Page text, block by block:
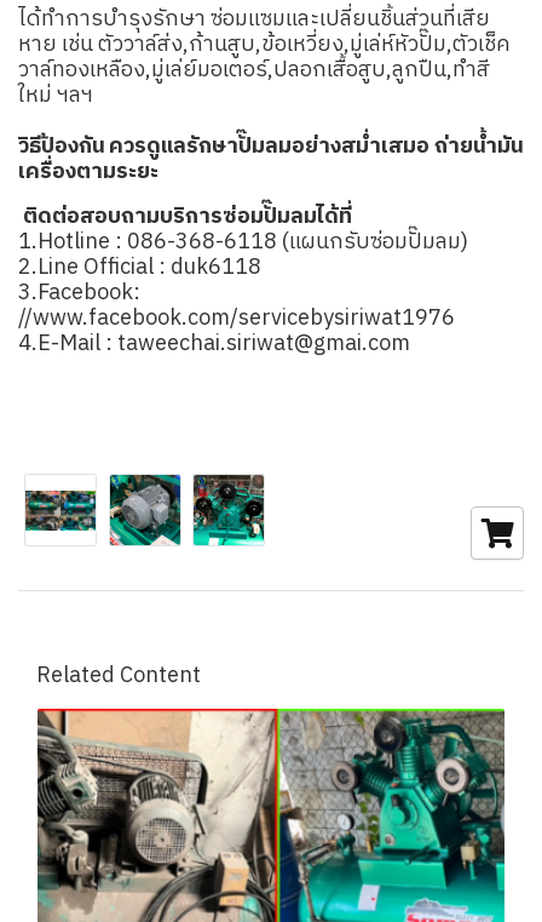
ได้ทำการบำรุงรักษา ซ่อมแซมและเปลี่ยนชิ้นส่วนที่เสีย
หาย เช่น ตัววาล์ส่ง,ก้านสูบ,ข้อเหวี่ยง,มู่เล่ห์หัวปั๊ม,ตัวเช็ค
วาล์ทองเหลือง,มู่เล่ย์มอเตอร์,ปลอกเสื้อสูบ,ลูกปืน,ทำสี
ใหม่ ฯลฯ
วิธีป้องกัน ควรดูแลรักษาปั๊มลมอย่างสม่ำเสมอ ถ่ายน้ำมัน
เครื่องตามระยะ
ติดต่อสอบถามบริการซ่อมปั๊มลมได้ที่
1.Hotline : 086-368-6118 (แผนกรับซ่อมปั๊มลม)
2.Line Official : duk6118
3.Facebook:
//www.facebook.com/servicebysiriwat1976
4.E-Mail : taweechai.siriwat@gmai.com
Related Content